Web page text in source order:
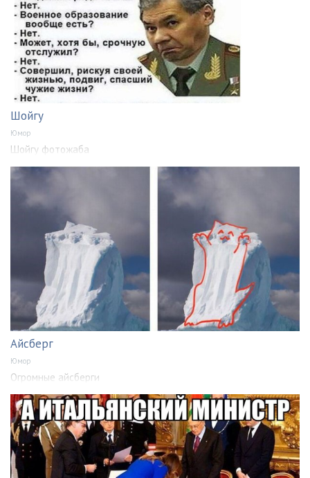
Шойгу
Юмор
Шойгу фотожаба
Айсберг
Юмор
Огромные айсберги